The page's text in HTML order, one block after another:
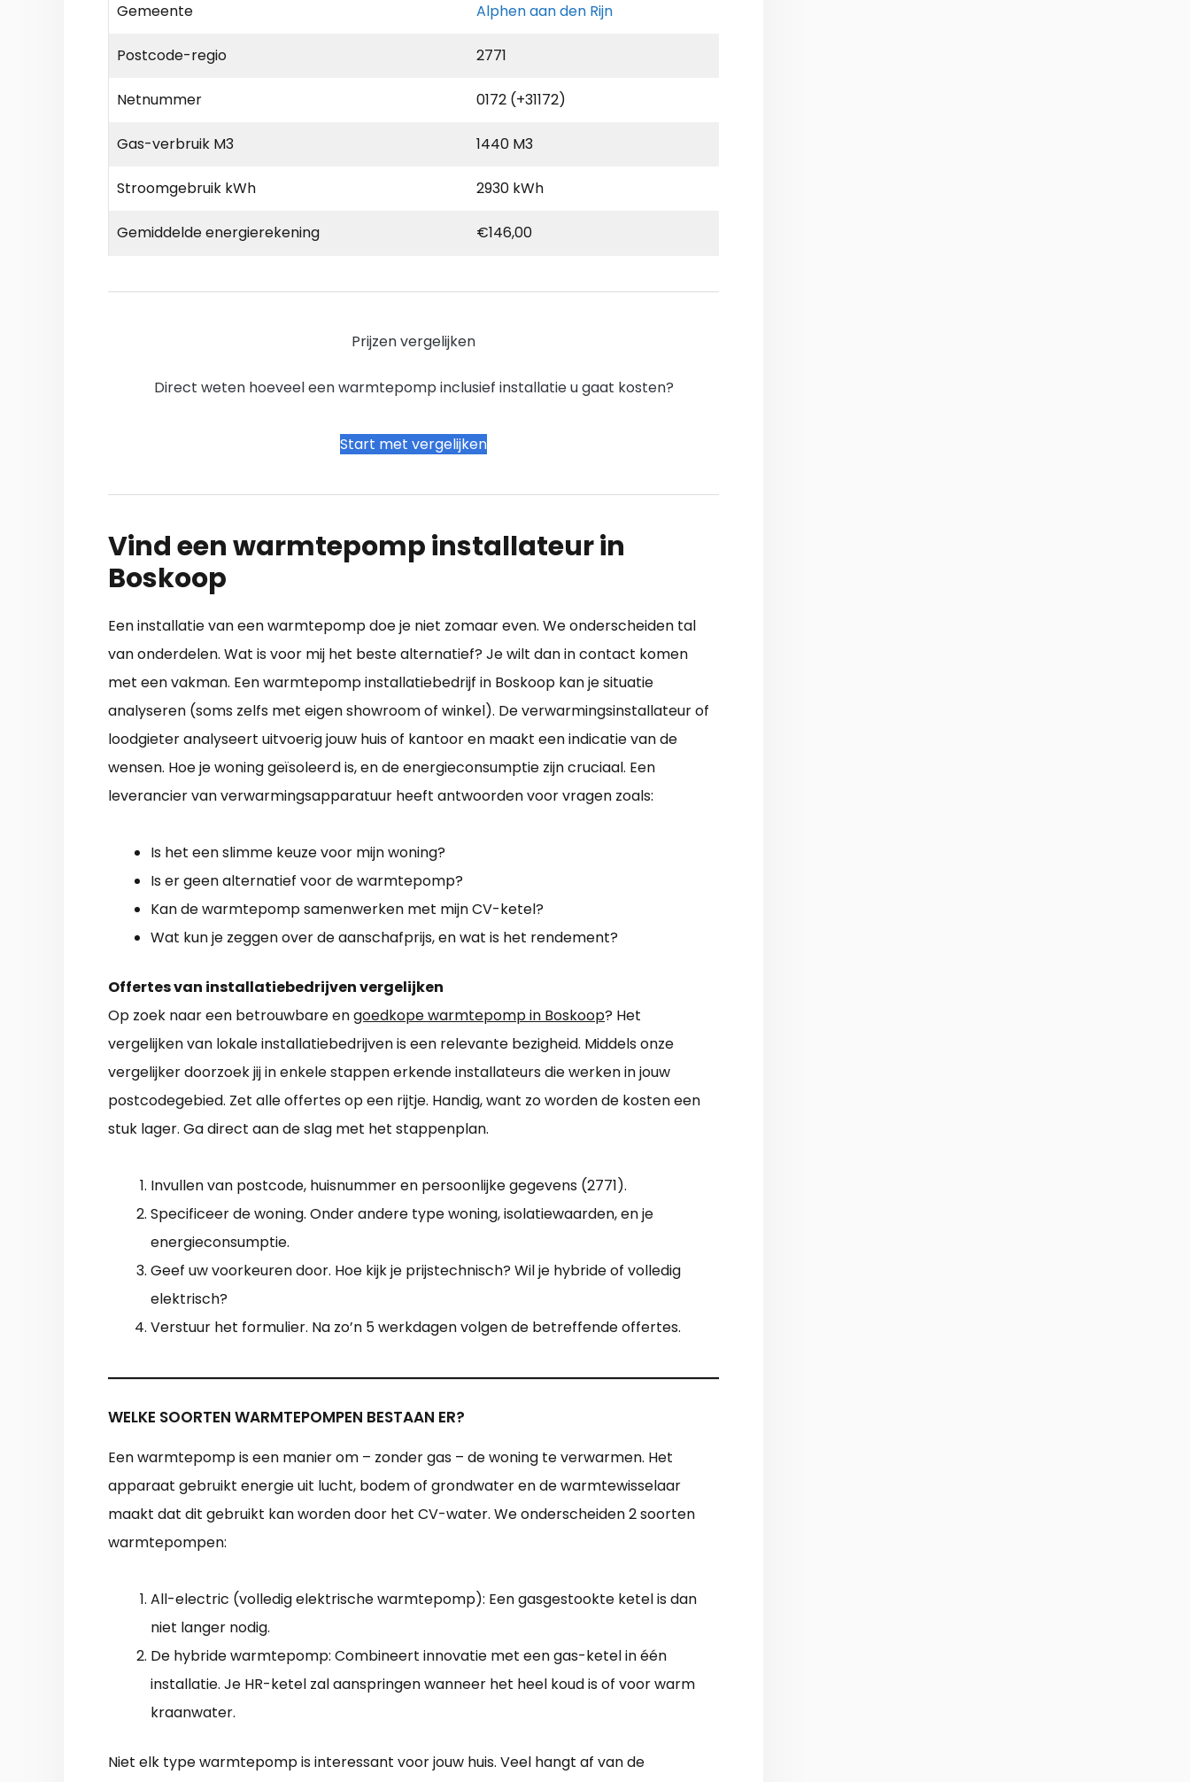
Gemeente Alphen aan den Rijn
Postcode-regio 2771
Netnummer 0172 (+31172)
Gas-verbruik M3 1440 M3
Stroomgebruik kWh 2930 kWh
Gemiddelde energierekening €146,00
Prijzen vergelijken
Direct weten hoeveel een warmtepomp inclusief installatie u gaat kosten?
Start met vergelijken
Vind een warmtepomp installateur in
Boskoop
Een installatie van een warmtepomp doe je niet zomaar even. We onderscheiden tal
van onderdelen. Wat is voor mij het beste alternatief? Je wilt dan in contact komen
met een vakman. Een warmtepomp installatiebedrijf in Boskoop kan je situatie
analyseren (soms zelfs met eigen showroom of winkel). De verwarmingsinstallateur of
loodgieter analyseert uitvoerig jouw huis of kantoor en maakt een indicatie van de
wensen. Hoe je woning geïsoleerd is, en de energieconsumptie zijn cruciaal. Een
leverancier van verwarmingsapparatuur heeft antwoorden voor vragen zoals:
Is het een slimme keuze voor mijn woning?
Is er geen alternatief voor de warmtepomp?
Kan de warmtepomp samenwerken met mijn CV-ketel?
Wat kun je zeggen over de aanschafprijs, en wat is het rendement?
Offertes van installatiebedrijven vergelijken
Op zoek naar een betrouwbare engoedkope warmtepomp in Boskoop? Het
vergelijken van lokale installatiebedrijven is een relevante bezigheid. Middels onze
vergelijker doorzoek jij in enkele stappen erkende installateurs die werken in jouw
postcodegebied. Zet alle offertes op een rijtje. Handig, want zo worden de kosten een
stuk lager. Ga direct aan de slag met het stappenplan.
Invullen van postcode, huisnummer en persoonlijke gegevens (2771).
Specificeer de woning. Onder andere type woning, isolatiewaarden, en je
energieconsumptie.
Geef uw voorkeuren door. Hoe kijk je prijstechnisch? Wil je hybride of volledig
elektrisch?
Verstuur het formulier. Na zo’n 5 werkdagen volgen de betreffende offertes.
WELKE SOORTEN WARMTEPOMPEN BESTAAN ER?
Een warmtepomp is een manier om – zonder gas – de woning te verwarmen. Het
apparaat gebruikt energie uit lucht, bodem of grondwater en de warmtewisselaar
maakt dat dit gebruikt kan worden door het CV-water. We onderscheiden 2 soorten
warmtepompen:
All-electric (volledig elektrische warmtepomp): Een gasgestookte ketel is dan
niet langer nodig.
De hybride warmtepomp: Combineert innovatie met een gas-ketel in één
installatie. Je HR-ketel zal aanspringen wanneer het heel koud is of voor warm
kraanwater.
Niet elk type warmtepomp is interessant voor jouw huis. Veel hangt af van de